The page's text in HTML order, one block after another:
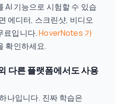
AI 기능으로 시험할 수 있습
에디터, 스크린샷, 비디오
료입니다.HoverNotes 가
확인하세요.
다른 플랫폼에서도 사용
나입니다. 진짜 학습은